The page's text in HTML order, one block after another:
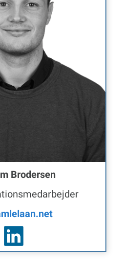
Brodersen